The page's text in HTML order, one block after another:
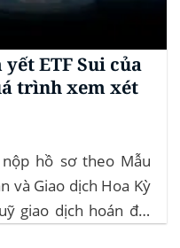
ETF Sui của
trình xem xét
hồ sơ theo Mẫu
và Giao dịch Hoa Kỳ
giao dịch hoán đổi